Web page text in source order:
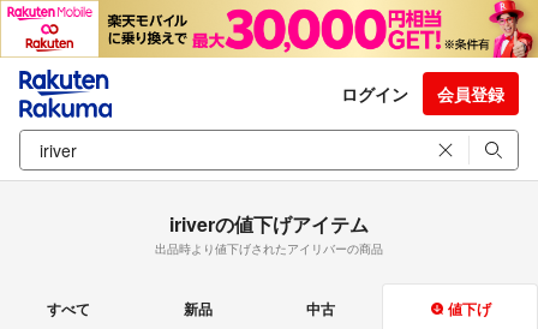
ログイン 会員登録
iriverの値下げアイテム
出品時より値下げされたアイリバーの商品
すべて 新品 中古 値下げ